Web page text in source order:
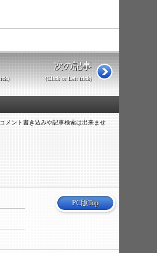
次の記事
(Click or Left frick)
メント書き込みや記事検索は出来ませ
PC版Top